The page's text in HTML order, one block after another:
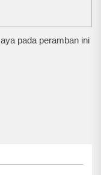
pada peramban ini